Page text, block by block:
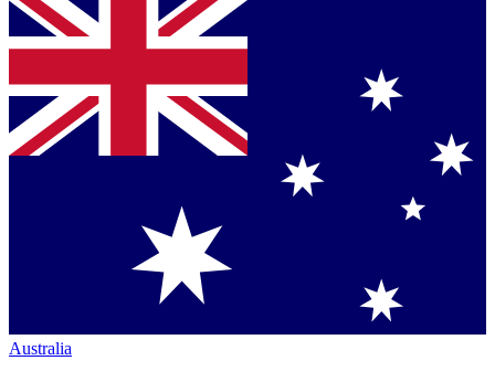
Australia